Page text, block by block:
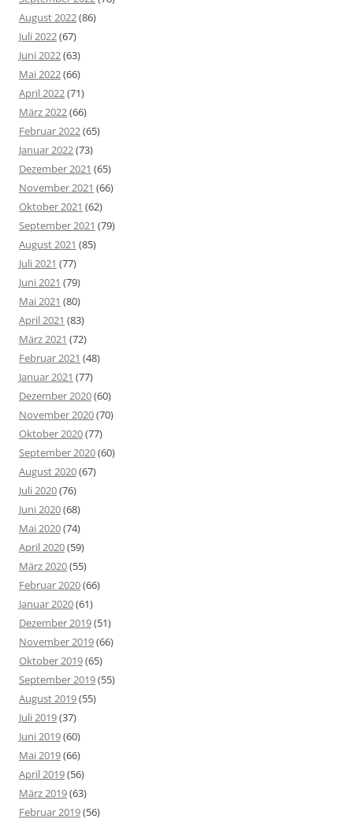
August 2022(86)
Juli 2022(67)
Juni 2022(63)
Mai 2022(66)
April 2022(71)
März 2022(66)
Februar 2022(65)
Januar 2022(73)
Dezember 2021 (65)
November 2021 (66)
Oktober 2021 (62)
September 2021 (79)
August 2021 (85)
Juli 2021 (77)
Juni 2021 (79)
Mai 2021 (80)
April 2021 (83)
März 2021 (72)
Februar 2021 (48)
Januar 2021 (77)
Dezember 2020(60)
November 2020(70)
Oktober 2020(77)
September 2020(60)
August 2020(67)
Juli 2020(76)
Juni 2020(68)
Mai 2020(74)
April 2020(59)
März 2020(55)
Februar 2020(66)
Januar 2020(61)
Dezember 2019(51)
November 2019(66)
Oktober 2019(65)
September 2019(55)
August 2019(55)
Juli 2019(37)
Juni 2019(60)
Mai 2019(66)
April 2019(56)
März 2019(63)
Februar 2019(56)